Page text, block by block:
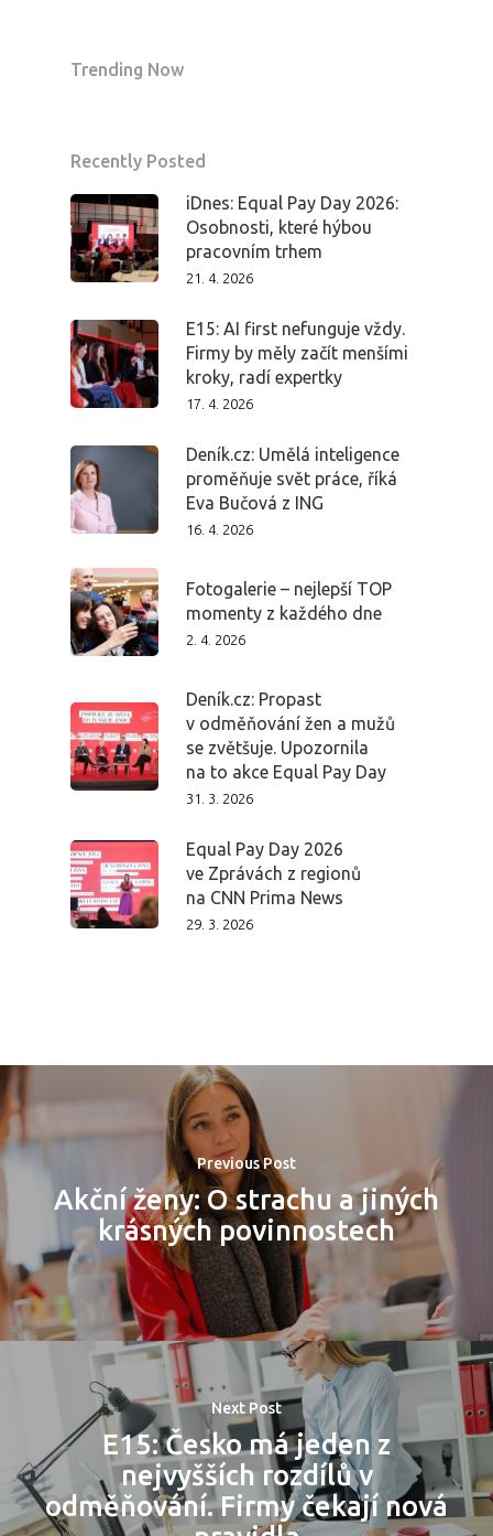
Trending Now
Recently Posted
iDnes: Equal Pay Day 2026:
Osobnosti, které hýbou
pracovním trhem
21. 4. 2026
E15: AI first nefunguje vždy.
Firmy by měly začít menšími
kroky, radí expertky
17. 4. 2026
Deník.cz: Umělá inteligence
proměňuje svět práce, říká
Eva Bučová z ING
16. 4. 2026
Fotogalerie – nejlepší TOP
momenty z každého dne
2. 4. 2026
Deník.cz: Propast
v odměňování žen a mužů
se zvětšuje. Upozornila
na to akce Equal Pay Day
31. 3. 2026
Equal Pay Day 2026
ve Zprávách z regionů
na CNN Prima News
29. 3. 2026
Previous Post
Akční ženy: O strachu a jiných
krásných povinnostech
Next Post
E15: Česko má jeden z
nejvyšších rozdílů v
odměňování. Firmy čekají nová
PRO MÉDIA
MINULÉ
PŘIHLÁŠENÍ
Domů
Program 26.3.